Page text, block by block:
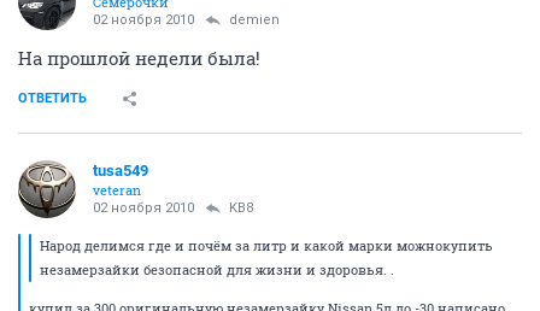
02 ноября 2010 demien
На прошлой недели была!
ОТВЕТИТЬ
tusa549
veteran
02 ноября 2010 KB8
Народ делимся где и почём за литр и какой марки можнокупить
незамерзайки безопасной для жизни и здоровья. .